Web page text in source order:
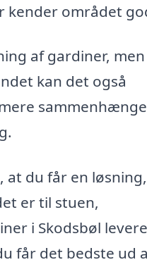
kender området
af gardiner,
kan det også
du får en løsning,
er til stuen,
i Skodsbøl levere
får det bedste ud